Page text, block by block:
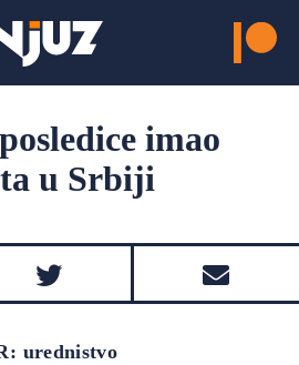
imao
u Srbiji
urednistvo